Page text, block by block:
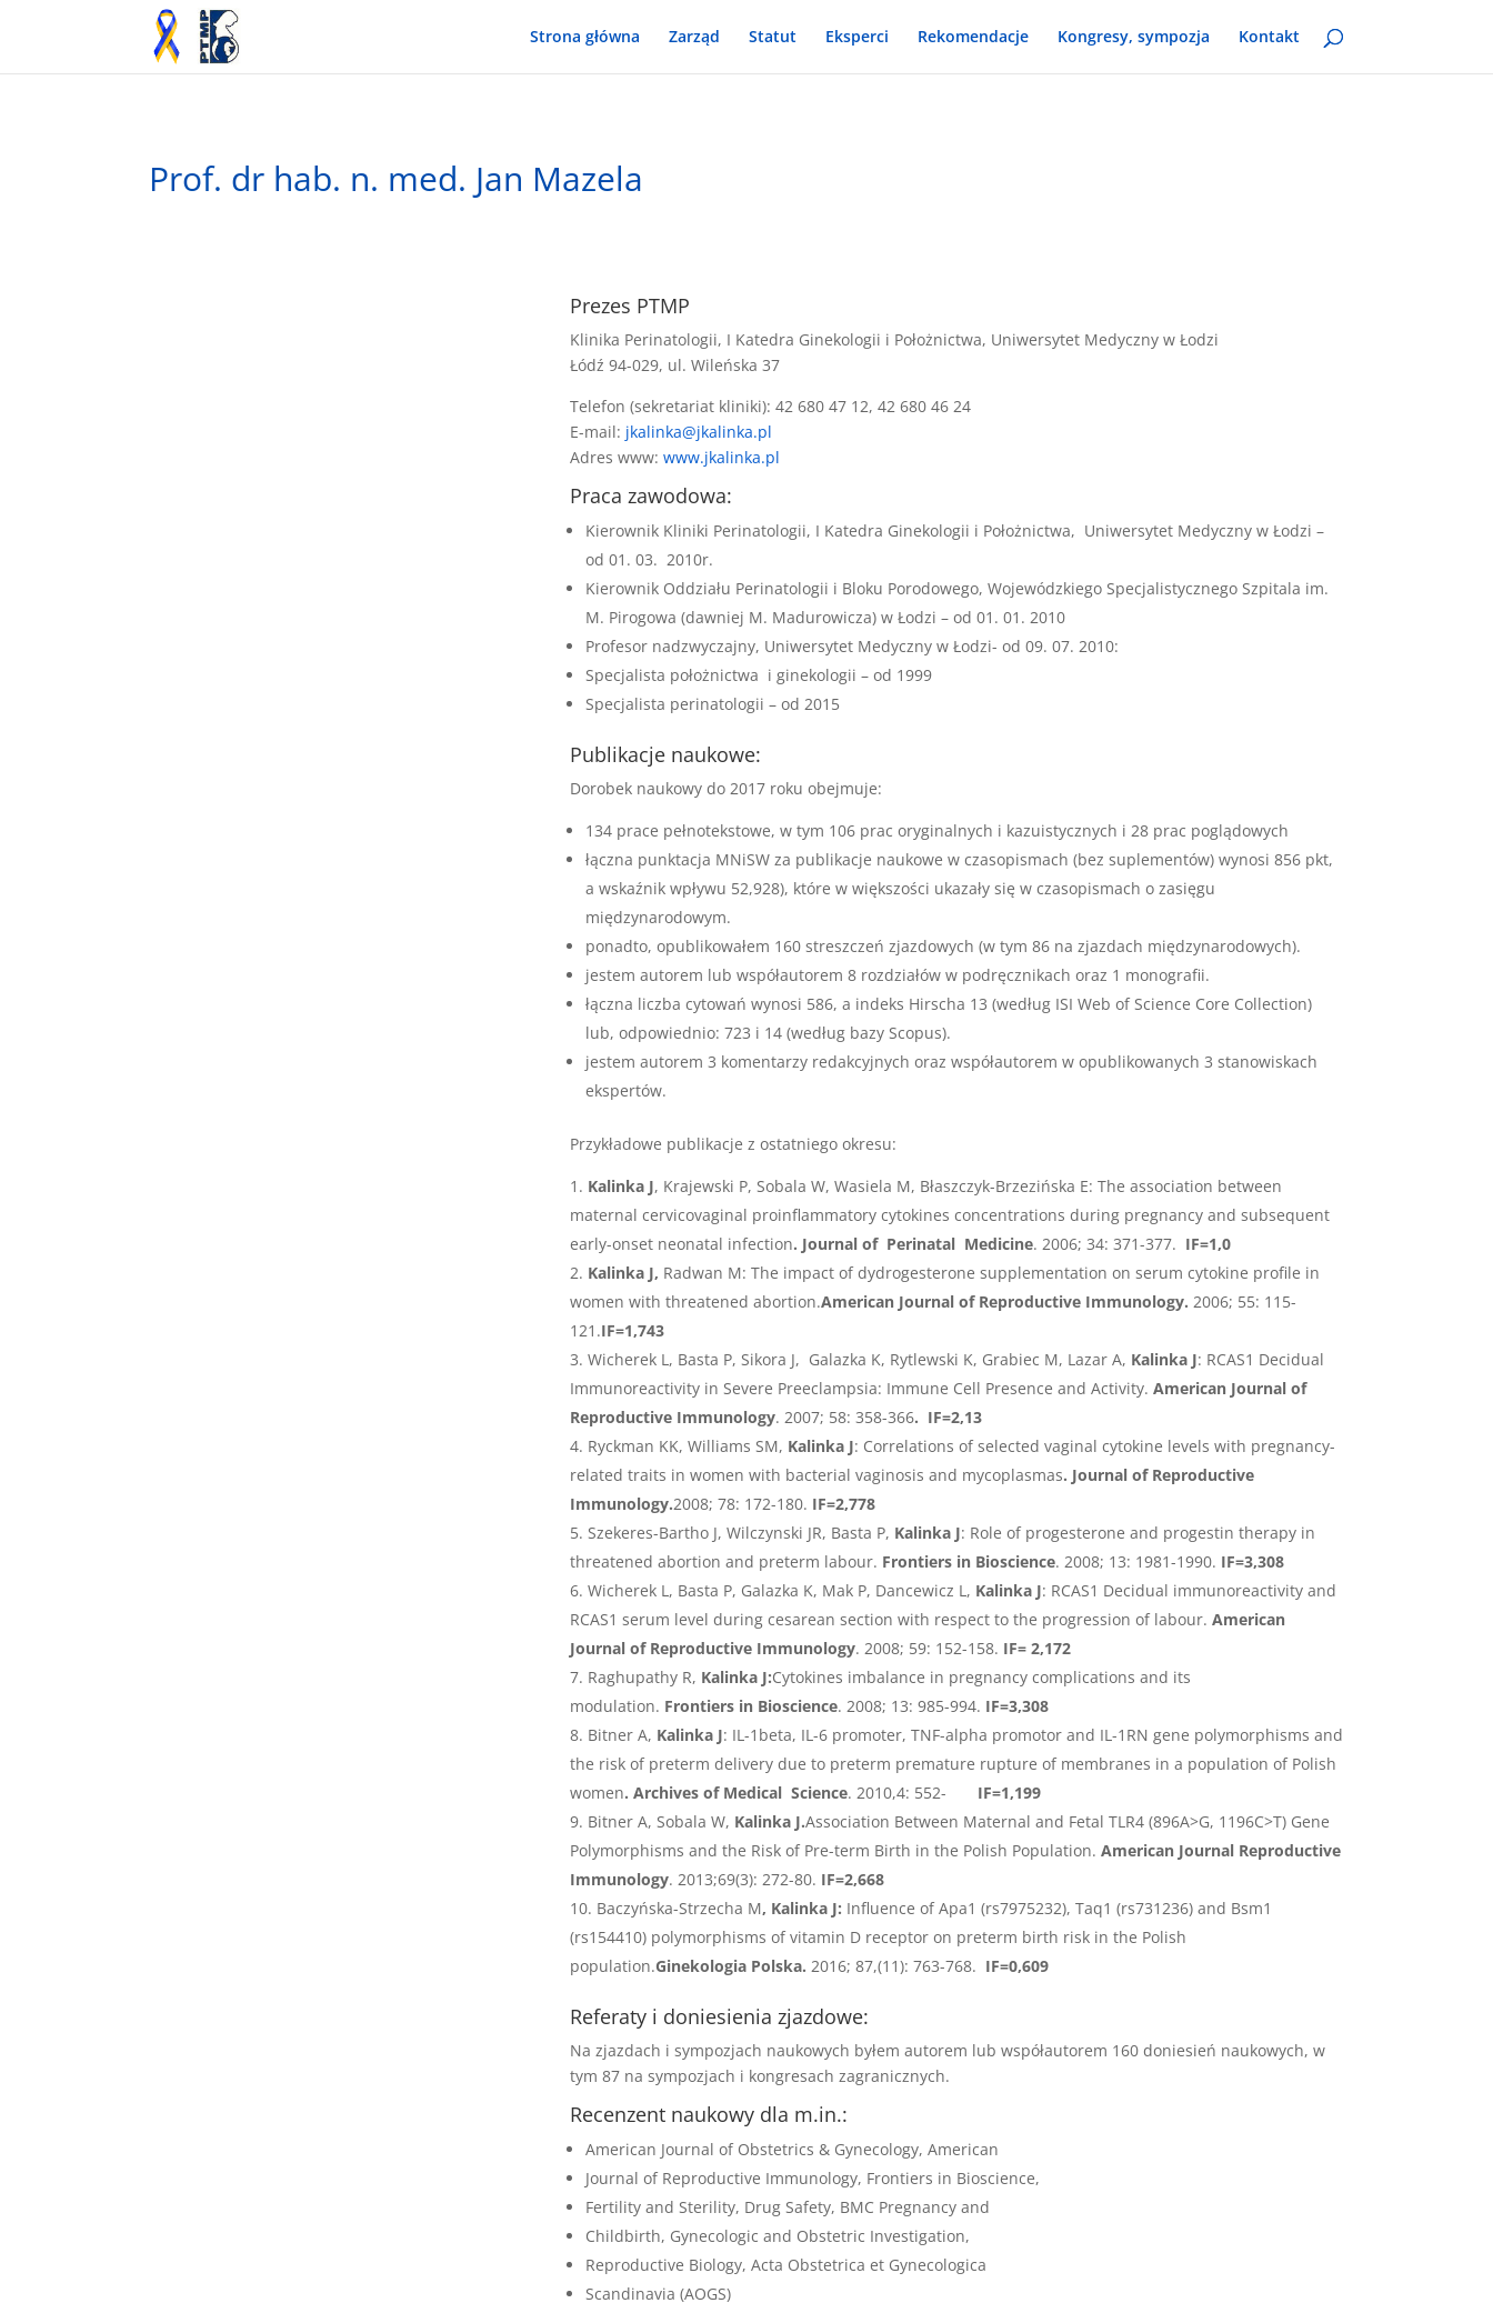
Strona główna Zarząd Statut Eksperci Rekomendacje Kongresy, sympozja Kontakt
Prof. dr hab. n. med. Jan Mazela
Prezes PTMP
Klinika Perinatologii, I Katedra Ginekologii i Położnictwa, Uniwersytet Medyczny w Łodzi
Łódź 94-029, ul. Wileńska 37
Telefon (sekretariat kliniki): 42 680 47 12, 42 680 46 24
E-mail: jkalinka@jkalinka.pl
Adres www: www.jkalinka.pl
Praca zawodowa:
Kierownik Kliniki Perinatologii, I Katedra Ginekologii i Położnictwa, Uniwersytet Medyczny w Łodzi –
od 01. 03. 2010r.
Kierownik Oddziału Perinatologii i Bloku Porodowego, Wojewódzkiego Specjalistycznego Szpitala im.
M. Pirogowa (dawniej M. Madurowicza) w Łodzi – od 01. 01. 2010
Profesor nadzwyczajny, Uniwersytet Medyczny w Łodzi- od 09. 07. 2010:
Specjalista położnictwa i ginekologii – od 1999
Specjalista perinatologii – od 2015
Publikacje naukowe:
Dorobek naukowy do 2017 roku obejmuje:
134 prace pełnotekstowe, w tym 106 prac oryginalnych i kazuistycznych i 28 prac poglądowych
łączna punktacja MNiSW za publikacje naukowe w czasopismach (bez suplementów) wynosi 856 pkt,
a wskaźnik wpływu 52,928), które w większości ukazały się w czasopismach o zasięgu
międzynarodowym.
ponadto, opublikowałem 160 streszczeń zjazdowych (w tym 86 na zjazdach międzynarodowych).
jestem autorem lub współautorem 8 rozdziałów w podręcznikach oraz 1 monografii.
łączna liczba cytowań wynosi 586, a indeks Hirscha 13 (według ISI Web of Science Core Collection)
lub, odpowiednio: 723 i 14 (według bazy Scopus).
jestem autorem 3 komentarzy redakcyjnych oraz współautorem w opublikowanych 3 stanowiskach
ekspertów.
Przykładowe publikacje z ostatniego okresu:
Kalinka J, Krajewski P, Sobala W, Wasiela M, Błaszczyk-Brzezińska E: The association between
maternal cervicovaginal proinflammatory cytokines concentrations during pregnancy and subsequent
early-onset neonatal infection. Journal of Perinatal Medicine. 2006; 34: 371-377. IF=1,0
Kalinka J, Radwan M: The impact of dydrogesterone supplementation on serum cytokine profile in
women with threatened abortion.American Journal of Reproductive Immunology. 2006; 55: 115-
121.IF=1,743
Wicherek L, Basta P, Sikora J, Galazka K, Rytlewski K, Grabiec M, Lazar A, Kalinka J: RCAS1 Decidual
Immunoreactivity in Severe Preeclampsia: Immune Cell Presence and Activity. American Journal of
Reproductive Immunology. 2007; 58: 358-366. IF=2,13
Ryckman KK, Williams SM, Kalinka J: Correlations of selected vaginal cytokine levels with pregnancy-
related traits in women with bacterial vaginosis and mycoplasmas. Journal of Reproductive
Immunology.2008; 78: 172-180. IF=2,778
Szekeres-Bartho J, Wilczynski JR, Basta P, Kalinka J: Role of progesterone and progestin therapy in
threatened abortion and preterm labour. Frontiers in Bioscience. 2008; 13: 1981-1990. IF=3,308
Wicherek L, Basta P, Galazka K, Mak P, Dancewicz L, Kalinka J: RCAS1 Decidual immunoreactivity and
RCAS1 serum level during cesarean section with respect to the progression of labour. American
Journal of Reproductive Immunology. 2008; 59: 152-158. IF= 2,172
Raghupathy R, Kalinka J:Cytokines imbalance in pregnancy complications and its
modulation. Frontiers in Bioscience. 2008; 13: 985-994. IF=3,308
Bitner A, Kalinka J: IL-1beta, IL-6 promoter, TNF-alpha promotor and IL-1RN gene polymorphisms and
the risk of preterm delivery due to preterm premature rupture of membranes in a population of Polish
women. Archives of Medical Science. 2010,4: 552- IF=1,199
Bitner A, Sobala W, Kalinka J.Association Between Maternal and Fetal TLR4 (896A>G, 1196C>T) Gene
Polymorphisms and the Risk of Pre-term Birth in the Polish Population. American Journal Reproductive
Immunology. 2013;69(3): 272-80. IF=2,668
Baczyńska-Strzecha M, Kalinka J: Influence of Apa1 (rs7975232), Taq1 (rs731236) and Bsm1
(rs154410) polymorphisms of vitamin D receptor on preterm birth risk in the Polish
population.Ginekologia Polska. 2016; 87,(11): 763-768. IF=0,609
Referaty i doniesienia zjazdowe:
Na zjazdach i sympozjach naukowych byłem autorem lub współautorem 160 doniesień naukowych, w
tym 87 na sympozjach i kongresach zagranicznych.
Recenzent naukowy dla m.in.:
American Journal of Obstetrics & Gynecology, American
Journal of Reproductive Immunology, Frontiers in Bioscience,
Fertility and Sterility, Drug Safety, BMC Pregnancy and
Childbirth, Gynecologic and Obstetric Investigation,
Reproductive Biology, Acta Obstetrica et Gynecologica
Scandinavia (AOGS)